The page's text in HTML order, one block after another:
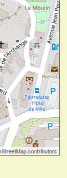
contributors